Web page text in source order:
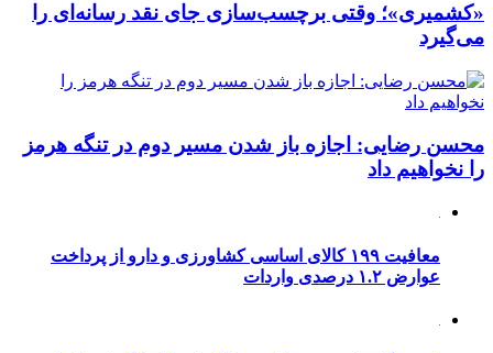
«کشمیری»؛ وقتی برچسب‌سازی جای نقد رسانه‌ای را
می‌گیرد
محسن رضایی: اجازه باز شدن مسیر دوم در تنگه هرمز
را نخواهیم داد
معافیت ۱۹۹ کالای اساسی کشاورزی و دارو از پرداخت
عوارض ۱.۲ درصدی واردات